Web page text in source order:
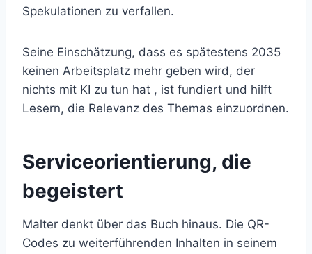
Spekulationen zu verfallen.
Seine Einschätzung, dass es spätestens 2035
keinen Arbeitsplatz mehr geben wird, der
nichts mit KI zu tun hat , ist fundiert und hilft
Lesern, die Relevanz des Themas einzuordnen.
Serviceorientierung, die
begeistert
Malter denkt über das Buch hinaus. Die QR-
Codes zu weiterführenden Inhalten in seinem